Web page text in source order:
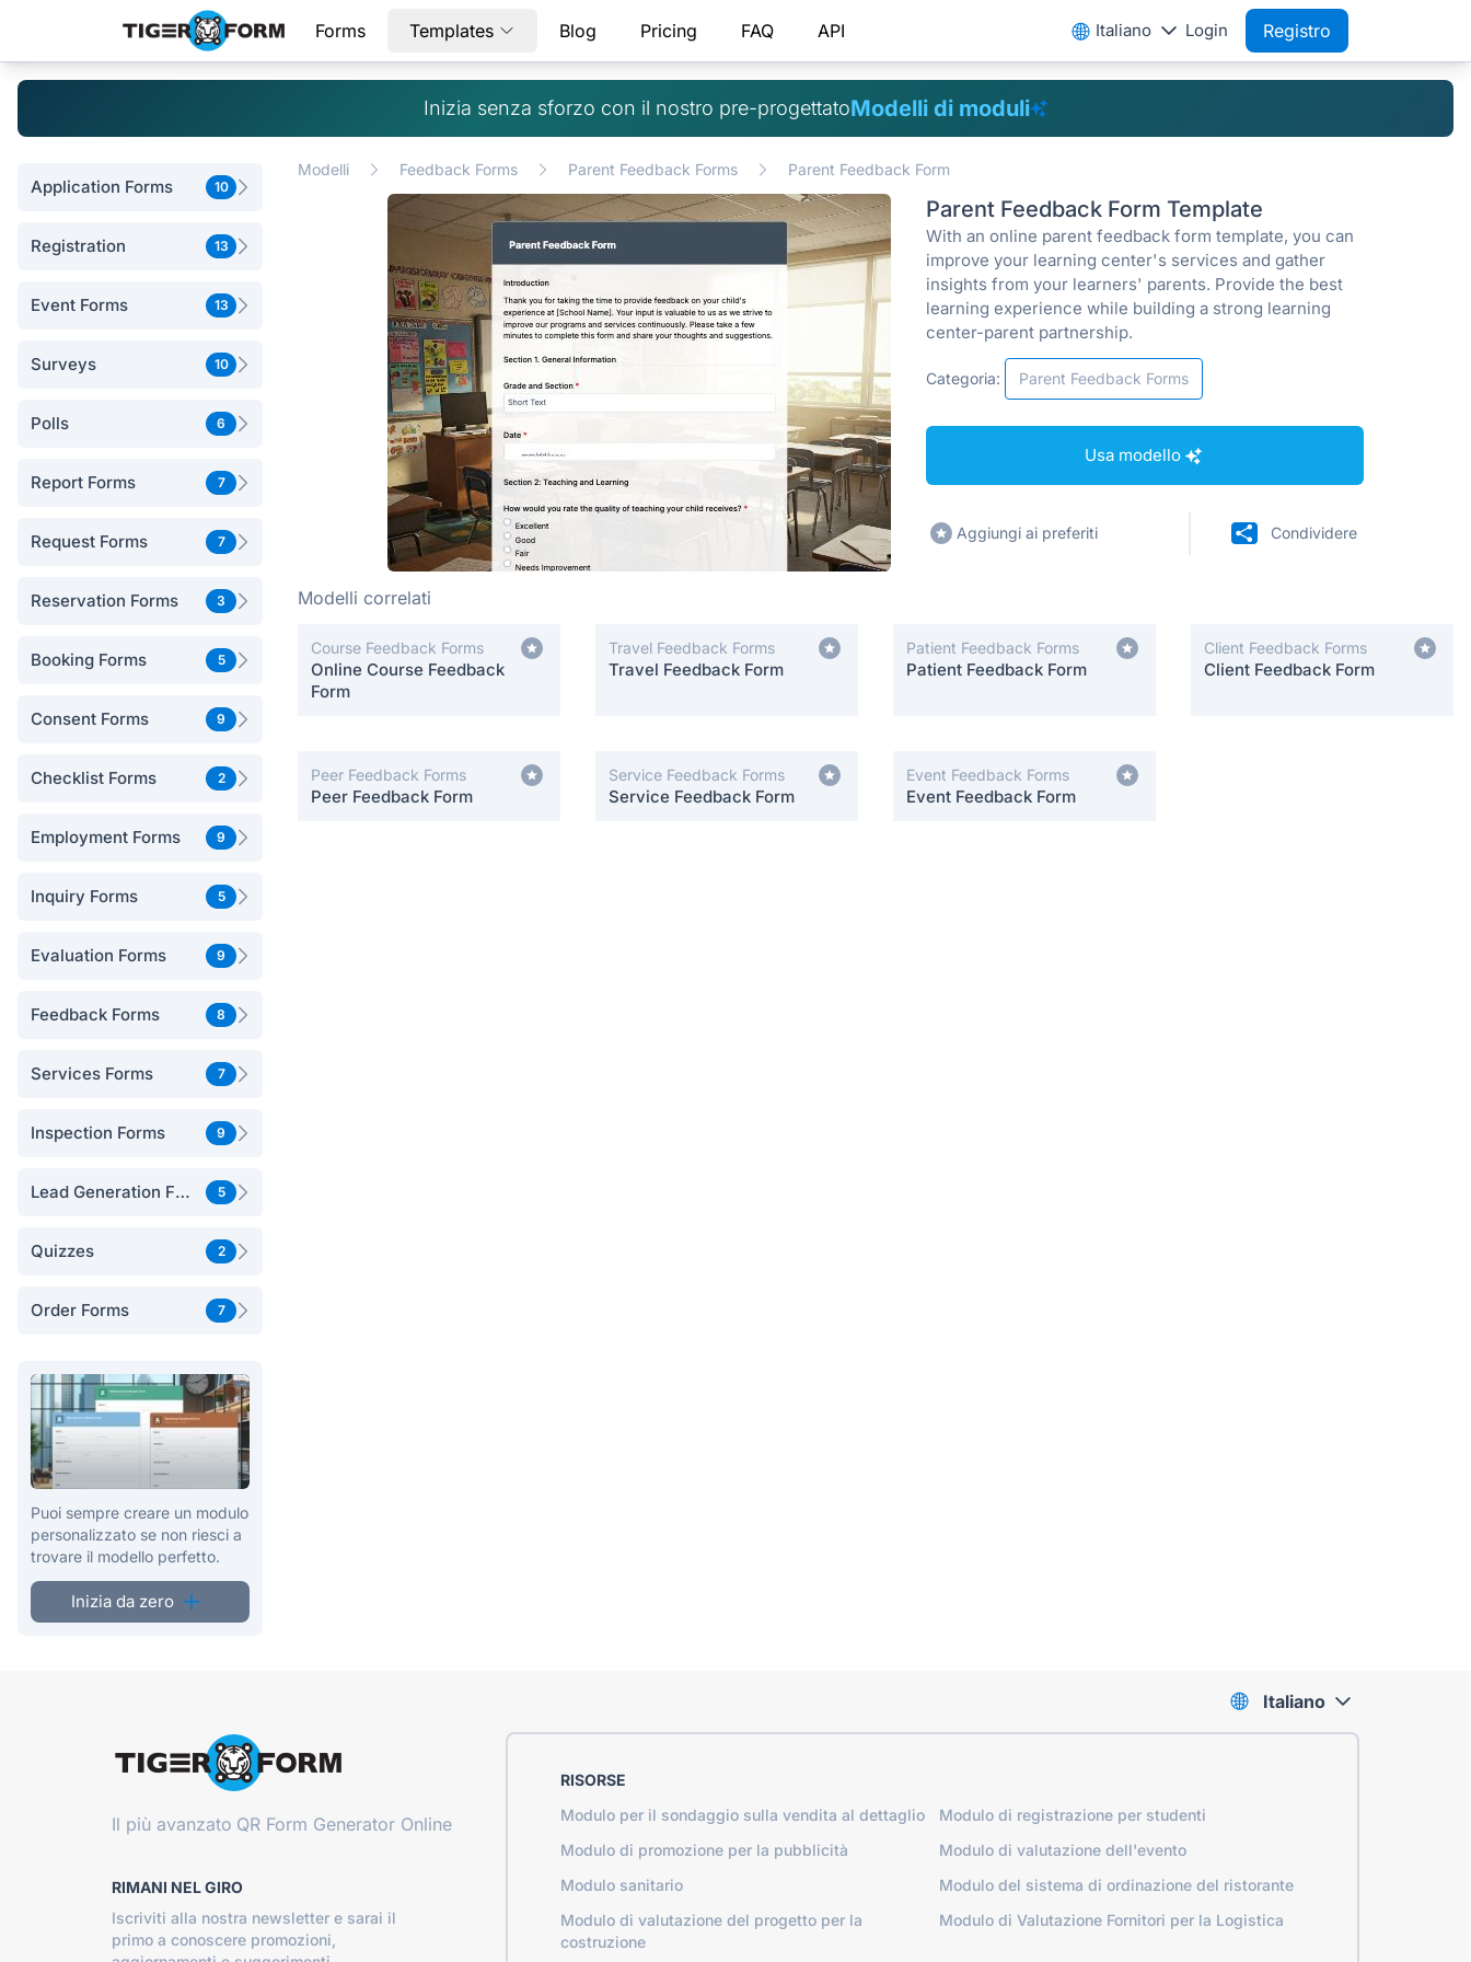
Forms Templates Blog Pricing FAQ API Italiano Login Registro
Inizia senza sforzo con il nostro pre-progettatoModelli di moduli
Application Forms 10
Registration 13
Event Forms 13
Surveys 10
Polls 6
Report Forms 7
Request Forms 7
Reservation Forms 3
Booking Forms 5
Consent Forms 9
Checklist Forms 2
Employment Forms 9
Inquiry Forms 5
Evaluation Forms 9
Feedback Forms 8
Services Forms 7
Inspection Forms 9
Lead Generation Forms 5
Quizzes 2
Order Forms 7
Puoi sempre creare un modulo
personalizzato se non riesci a
trovare il modello perfetto.
Inizia da zero
Modelli Feedback Forms Parent Feedback Forms Parent Feedback Form
Parent Feedback Form Template
With an online parent feedback form template, you can
improve your learning center's services and gather
insights from your learners' parents. Provide the best
learning experience while building a strong learning
center-parent partnership.
Categoria: Parent Feedback Forms
Usa modello
Aggiungi ai preferiti Condividere
Modelli correlati
Course Feedback Forms
Online Course Feedback
Form
Travel Feedback Forms
Travel Feedback Form
Patient Feedback Forms
Patient Feedback Form
Client Feedback Forms
Client Feedback Form
Peer Feedback Forms
Peer Feedback Form
Service Feedback Forms
Service Feedback Form
Event Feedback Forms
Event Feedback Form
Il più avanzato QR Form Generator Online
RIMANI NEL GIRO
Iscriviti alla nostra newsletter e sarai il
primo a conoscere promozioni,
RISORSE
Modulo per il sondaggio sulla vendita al dettaglio
Modulo di registrazione per studenti
Modulo di promozione per la pubblicità
Modulo di valutazione dell'evento
Modulo sanitario
Modulo del sistema di ordinazione del ristorante
Modulo di valutazione del progetto per la
costruzione
Modulo di Valutazione Fornitori per la Logistica
Italiano